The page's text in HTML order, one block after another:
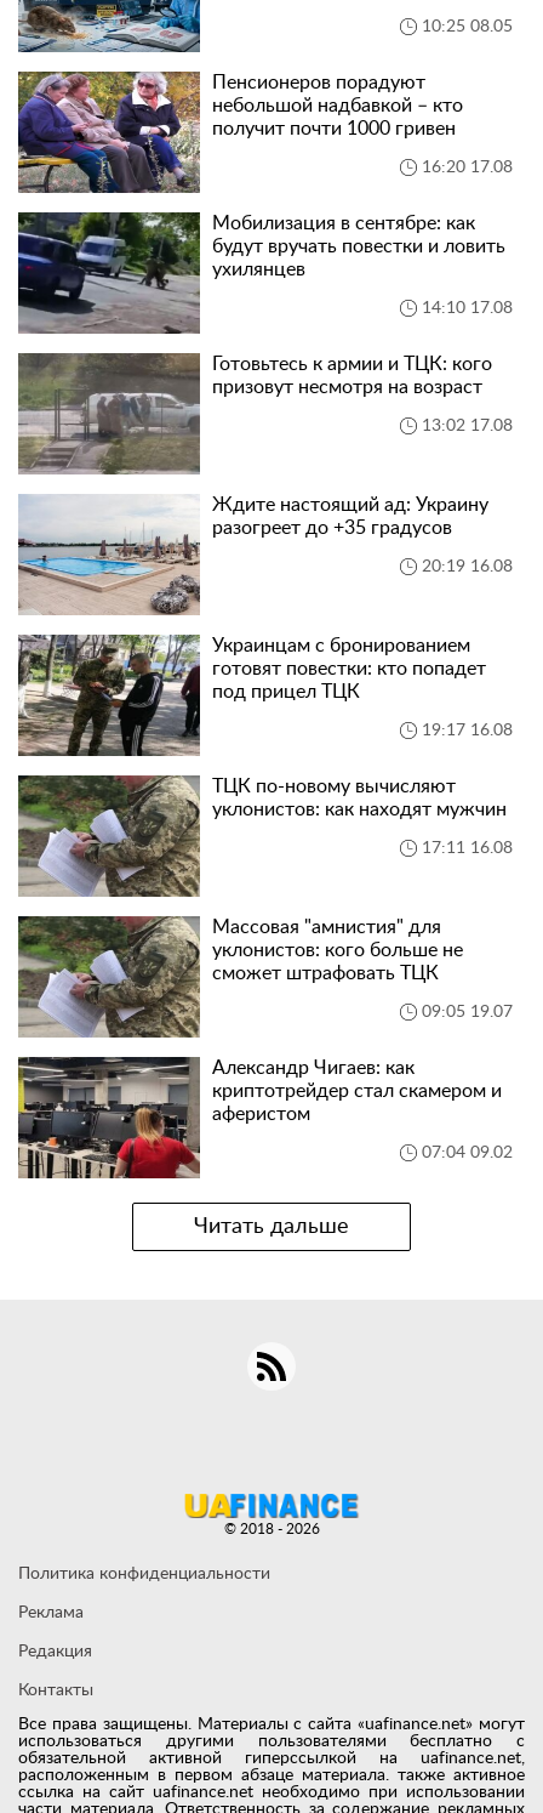
10:25 08.05
Пенсионеров порадуют
небольшой надбавкой – кто
получит почти 1000 гривен
16:20 17.08
Мобилизация в сентябре: как
будут вручать повестки и ловить
ухилянцев
14:10 17.08
Готовьтесь к армии и ТЦК: кого
призовут несмотря на возраст
13:02 17.08
Ждите настоящий ад: Украину
разогреет до +35 градусов
20:19 16.08
Украинцам с бронированием
готовят повестки: кто попадет
под прицел ТЦК
19:17 16.08
ТЦК по-новому вычисляют
уклонистов: как находят мужчин
17:11 16.08
Массовая "амнистия" для
уклонистов: кого больше не
сможет штрафовать ТЦК
09:05 19.07
Александр Чигаев: как
криптотрейдер стал скамером и
аферистом
07:04 09.02
Читать дальше
Все права защищены. Материалы с сайта «uafinance.net» могут
использоваться другими пользователями бесплатно с
обязательной активной гиперссылкой на uafinance.net,
расположенным в первом абзаце материала. также активное
ссылка на сайт uafinance.net необходимо при использовании
Политика конфиденциальности
Реклама
Редакция
Контакты
© 2018 - 2026